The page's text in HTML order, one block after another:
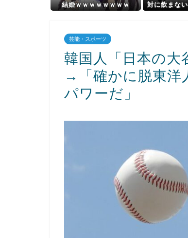
結婚ｗｗｗｗｗｗｗｗ
対に飲まな
芸能・スポーツ
韓国人「日本の大
→「確かに脱東洋
パワーだ」